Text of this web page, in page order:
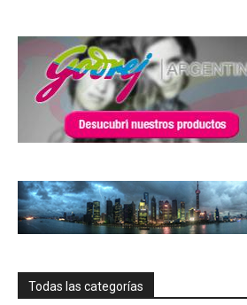
Todas las categorías